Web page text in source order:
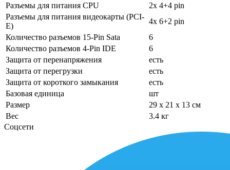
Разъемы для питания CPU
2x 4+4 pin
Разъемы для питания видеокарты (PCI-
E)
4x 6+2 pin
Количество разъемов 15-Pin Sata
6
Количество разъемов 4-Pin IDE
6
Защита от перенапряжения
есть
Защита от перегрузки
есть
Защита от короткого замыкания
есть
Базовая единица
шт
Размер
29 x 21 x 13 см
Вес
3.4 кг
Соцсети